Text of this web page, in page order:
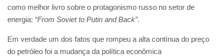
como melhor livro sobre o protagonismo russo no setor de
energia: “From Soviet to Putin and Back”.
Em verdade um dos fatos que rompeu a alta contínua do preço
do petróleo foi a mudança da política econômica